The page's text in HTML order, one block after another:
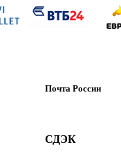
Почта России
СДЭК